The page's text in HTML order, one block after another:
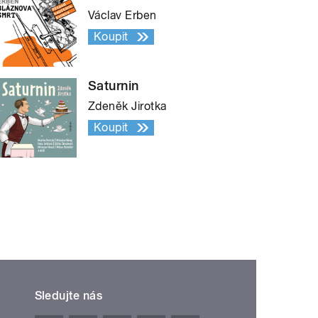
Václav Erben
Koupit
Saturnin
Zdeněk Jirotka
Koupit
Sledujte nás